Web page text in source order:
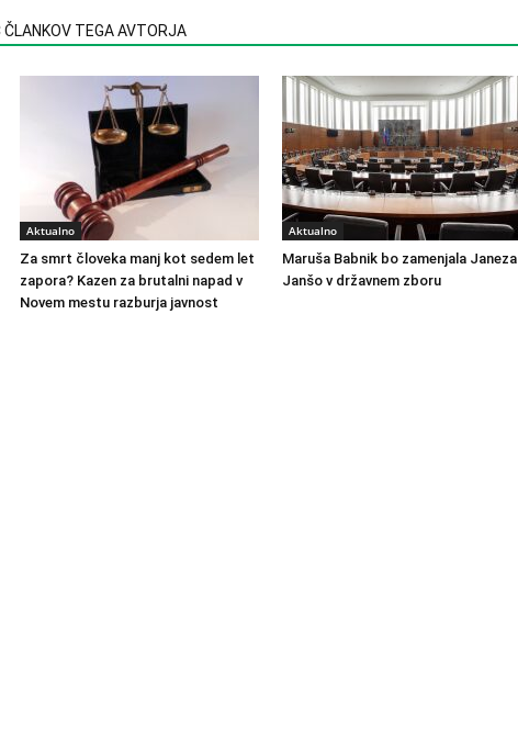
ČLANKOV TEGA AVTORJA
Aktualno
Za smrt človeka manj kot sedem let
zapora? Kazen za brutalni napad v
Novem mestu razburja javnost
Aktualno
Maruša Babnik bo zamenjala Janeza
Janšo v državnem zboru